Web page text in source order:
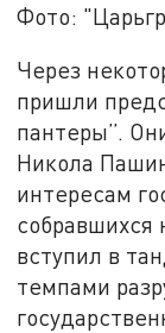
Фото:
Через
пришли
пантеры”.
Никола
интересам
вступил в
темпами